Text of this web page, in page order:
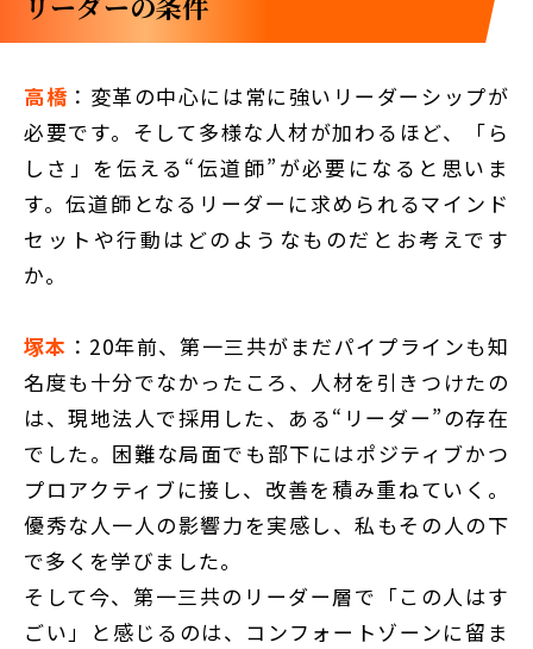
高橋 ：変革の中心には常に強いリーダーシップが
必要です。そして多様な人材が加わるほど、「ら
しさ」を伝える“伝道師”が必要になると思いま
す。伝道師となるリーダーに求められるマインド
セットや行動はどのようなものだとお考えです
か。
塚本 ：20年前、第一三共がまだパイプラインも知
名度も十分でなかったころ、人材を引きつけたの
は、現地法人で採用した、ある“リーダー”の存在
でした。困難な局面でも部下にはポジティブかつ
プロアクティブに接し、改善を積み重ねていく。
優秀な人一人の影響力を実感し、私もその人の下
で多くを学びました。
そして今、第一三共のリーダー層で「この人はす
ごい」と感じるのは、コンフォートゾーンに留ま